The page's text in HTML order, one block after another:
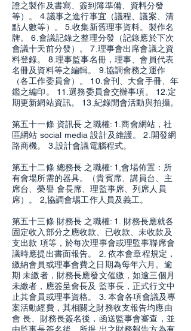
證之製作及書寫、簽到簿準備、資料分發
等）。 4.議事之進行事宜（議程、議案、清
點人數等）。 5.收集新舊理事資料。製作名
牌。 6.會議記錄之整理分發（記錄應於下次
會議十天前分發）。 7.理事會出席會議之資
料登錄。 8.理事監事名冊，理事、會員代表
名冊及資料等之編輯。 9.協調會務之運作
（各工作委員會）。 10.會刊、大會手冊、年
鑑之編印。 11.選務委員會交辦事項。 12.定
期更新網站資訊。 13.紀錄開會活動與拍攝。
第五十一條 資訊長 之職權: 1.商會網站，社
區網站 social media 設計及維護。 2.開發網
路商機。 3.設計會議電腦程式。
第五十二條 總務長 之職權: 1,會場佈置：所
有會場所需的器具。（貴賓席、講員台、主
席台、榮譽 會長席、理監事席、列席人員
席）。 2,協調會埸工作人員及義工。
第五十三條 財務長 之職權: 1. 財務長應就各
固定收入部分之應收款、已收款、未收款及
支出款 項等，於每次理事會或理監事聯席會
議時應提出書面報告。 2. 依本會章程規定，
繳納會員或理事會費之日期為每年六月。逾
期 未繳者，財務長應發文催繳，如逾三個月
未繳者，應簽呈會長及 監事長，正式行文中
止其會員或理事資格。 3. 本會各項會議及專
案活動經費，其相關之財務收支報告均應由
會 長、財務長簽名後，函送監事會審查，並